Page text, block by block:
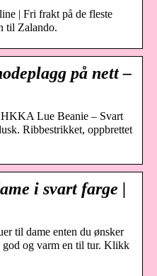
| Fri frakt på de fleste
til Zalando.
på nett –
Lue Beanie – Svart
Ribbestrikket, oppbrettet
i svart farge |
til dame enten du ønsker
god og varm en til tur. Klikk